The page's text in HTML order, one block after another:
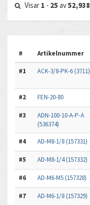
Visar 1 - 25 av52,938
# Artikelnummer
#1 ACK-3/8-PK-6 (3711)
#2 FEN-20-80
#3
ADN-100-10-A-P-A
(536374)
#4 AD-M8-1/8 (157331)
#5 AD-M8-1/4 (157332)
#6 AD-M6-M5 (157328)
#7 AD-M6-1/8 (157329)